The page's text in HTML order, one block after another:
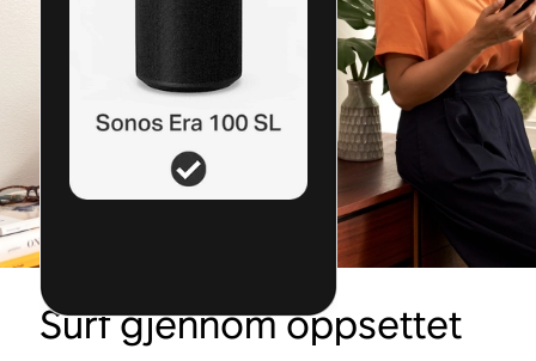
Surf gjennom oppsettet